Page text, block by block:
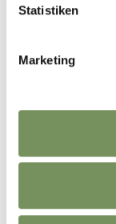
Statistiken
Marketing